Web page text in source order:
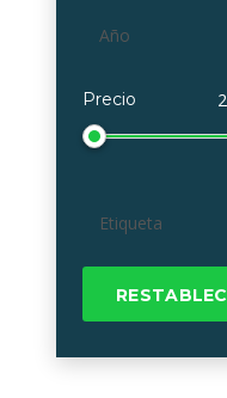
Año
Precio
Etiqueta